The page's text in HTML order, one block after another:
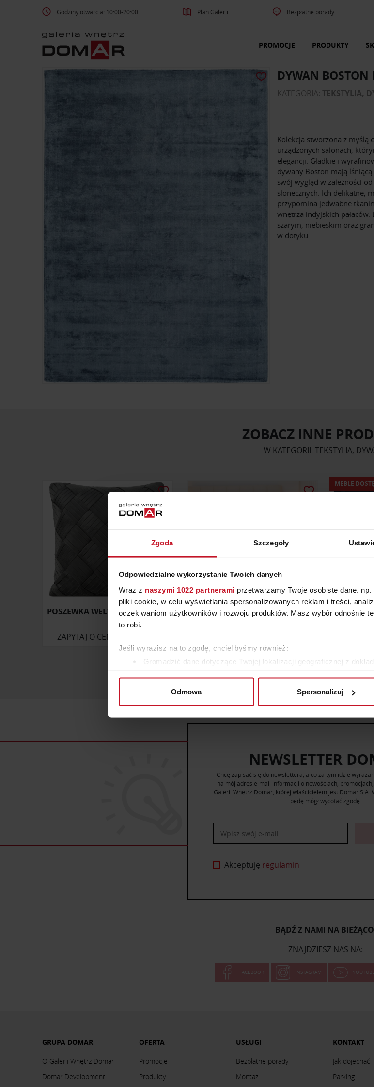
Zgoda Szczegóły
Odpowiedzialne wykorzystanie Twoich danych
Wraz z naszymi 1022 partnerami przetwarzamy Twoje osobiste dane,
pliki cookie, w celu wyświetlania spersonalizowanych reklam i treści,
oczekiwaniom użytkowników i rozwoju produktów. Masz wybór odnośnie
to robi.
Jeśli wyrazisz na to zgodę, chcielibyśmy również:
Gromadzić dane dotyczące Twojej lokalizacji geograficznej z
Dowiedz się więcej odnośnie tego, jak Twoje osobiste dane są
ruch w naszej witrynie. Informacje o tym, jak korzystasz z naszej witryny,
reklamowym i analitycznym. Partnerzy mogą połączyć te informacje z
Odmowa Spersonalizuj
Godziny otwarcia: 10:00-20:00 Plan Galerii Bezpłatne porady
PROMOCJE PRODUKTY
DYWAN BOSTON
KATEGORIA: TEKSTYLIA,
Kolekcja stworzona z myślą
urządzonych salonach,
elegancji. Gładkie i
dywany Boston mają
swój wygląd w zależności
słonecznych. Ich delikatne,
przypomina jedwabne
wnętrza indyjskich
szarym, niebieskim oraz
w dotyku.
ZOBACZ INNE
W KATEGORII: TEKSTYLIA,
POSZEWKA WELWETOWA SONIA
ZAPYTAJ O CENĘ W SALONIE
KOŁDRA PUCHOWA DELICATE
MEBLE
NEWSLETTER
Chcę zapisać się do newslettera, a co za tym idzie
na mój adres e-mail informacji o nowościach,
Galerii Wnętrz Domar, której właścicielem jest Domar S.A.
będę mógł wycofać zgodę.
Akceptuję regulamin
BĄDŹ Z NAMI NA
ZNAJDZIESZ NAS NA:
FACEBOOK INSTAGRAM YOUTUBE
GRUPA DOMAR
O Galerii Wnętrz Domar
Domar Development
OFERTA
Promocje
Produkty
USŁUGI
Bezpłatne porady
Montaż
KONTAKT
Jak dojechać
Parking